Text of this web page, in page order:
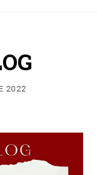
2022